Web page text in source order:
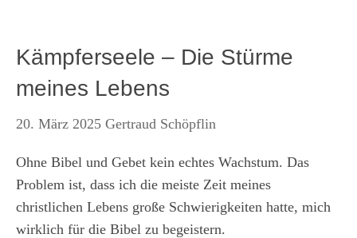
Kämpferseele – Die Stürme
meines Lebens
20. März 2025 Gertraud Schöpflin
Ohne Bibel und Gebet kein echtes Wachstum. Das
Problem ist, dass ich die meiste Zeit meines
christlichen Lebens große Schwierigkeiten hatte, mich
wirklich für die Bibel zu begeistern.